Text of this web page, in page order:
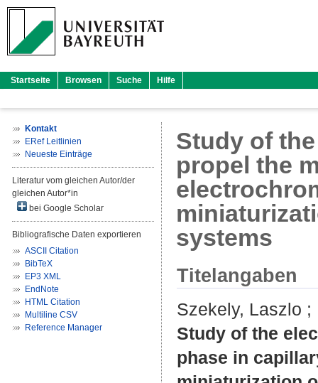
Startseite Browsen Suche Hilfe
Kontakt
ERef Leitlinien
Neueste Einträge
Literatur vom gleichen Autor/der
gleichen Autor*in
bei Google Scholar
Bibliografische Daten exportieren
ASCII Citation
BibTeX
EP3 XML
EndNote
HTML Citation
Multiline CSV
Reference Manager
Study of
propel the
systems
Titelangaben
Szekely, Laszlo ;
Study of the
phase in